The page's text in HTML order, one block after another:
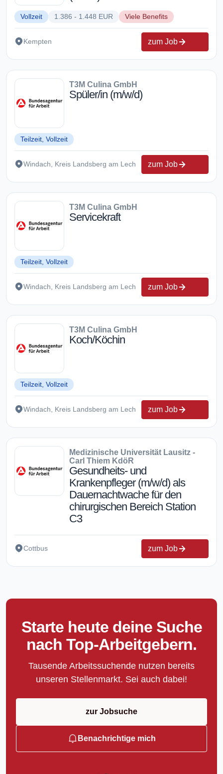
Vollzeit 1.386 - 1.448 EUR Viele Benefits
Kempten zum Job
T3M Culina GmbH
Spüler/in (m/w/d)
Teilzeit, Vollzeit
Windach, Kreis Landsberg am Lech zum Job
T3M Culina GmbH
Servicekraft
Teilzeit, Vollzeit
Windach, Kreis Landsberg am Lech zum Job
T3M Culina GmbH
Koch/Köchin
Teilzeit, Vollzeit
Windach, Kreis Landsberg am Lech zum Job
Medizinische Universität Lausitz -
Carl Thiem KdöR
Gesundheits- und
Krankenpfleger (m/w/d) als
Dauernachtwache für den
chirurgischen Bereich Station
C3
Cottbus zum Job
Starte heute deine Suche
nach Top-Arbeitgebern.
Tausende Arbeitssuchende nutzen bereits
unseren Stellenmarkt. Sei auch dabei!
zur Jobsuche
Benachrichtige mich